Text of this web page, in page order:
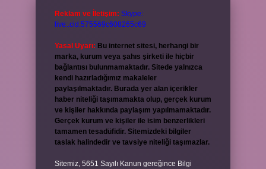
Reklam ve İletişim: Skype:
live:.cid.575569c608265c69
Yasal Uyarı: Bu internet sitesi, herhangi bir
marka, kurum veya şahıs şirketi ile hiçbir
bağlantısı bulunmamaktadır. Sitede yalnızca
kendi hazırladığımız makaleler
paylaşılmaktadır. Burada yer alan içerikler
haber niteliği taşımamakta olup, gerçek kurum
ve kişiler hakkında paylaşım yapılmamaktadır.
Gerçek kurum ve kişiler ile isim benzerlikleri
tamamen tesadüfidir. Sitemizdeki bilgiler
taslak halindedir ve tavsiye niteliği taşımazlar.
Sitemiz, 5651 Sayılı Kanun gereğince Bilgi